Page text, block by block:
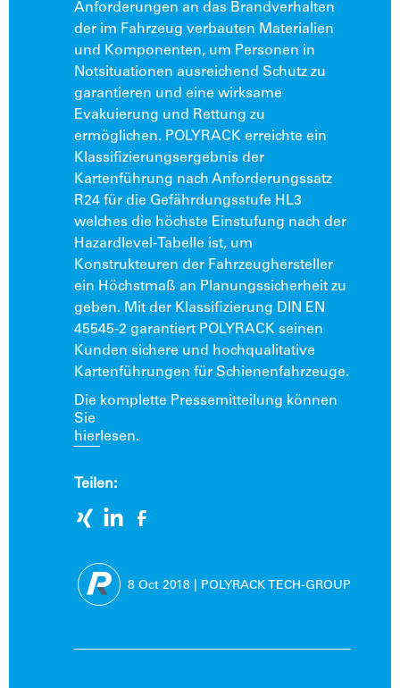
Anforderungen an das Brandverhalten
der im Fahrzeug verbauten Materialien
und Komponenten, um Personen in
Notsituationen ausreichend Schutz zu
garantieren und eine wirksame
Evakuierung und Rettung zu
ermöglichen. POLYRACK erreichte ein
Klassifizierungsergebnis der
Kartenführung nach Anforderungssatz
R24 für die Gefährdungsstufe HL3
welches die höchste Einstufung nach der
Hazardlevel-Tabelle ist, um
Konstrukteuren der Fahrzeughersteller
ein Höchstmaß an Planungssicherheit zu
geben. Mit der Klassifizierung DIN EN
45545-2 garantiert POLYRACK seinen
Kunden sichere und hochqualitative
Kartenführungen für Schienenfahrzeuge.
Die komplette Pressemitteilung können
Sie
hierlesen.
Teilen:
8 Oct 2018 POLYRACK TECH-GROUP